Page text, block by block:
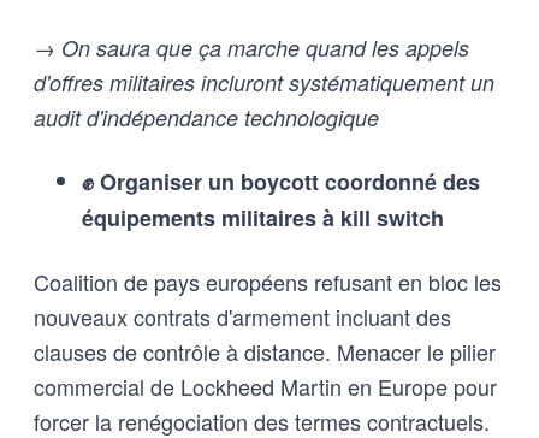
→ On saura que ça marche quand les appels
d'offres militaires incluront systématiquement un
audit d'indépendance technologique
✊ Organiser un boycott coordonné des
équipements militaires à kill switch
Coalition de pays européens refusant en bloc les
nouveaux contrats d'armement incluant des
clauses de contrôle à distance. Menacer le pilier
commercial de Lockheed Martin en Europe pour
forcer la renégociation des termes contractuels.